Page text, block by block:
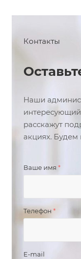
Контакты
Наши
интересующий
расскажут
акциях. Будем
Ваше имя *
Телефон *
E-mail